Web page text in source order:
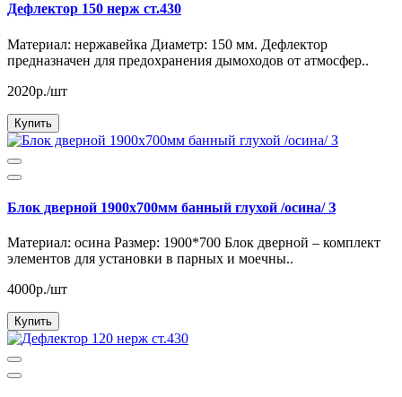
Дефлектор 150 нерж ст.430
Материал: нержавейка Диаметр: 150 мм. Дефлектор
предназначен для предохранения дымоходов от атмосфер..
2020р./шт
Купить
Блок дверной 1900х700мм банный глухой /осина/ З
Материал: осина Размер: 1900*700 Блок дверной – комплект
элементов для установки в парных и моечны..
4000р./шт
Купить